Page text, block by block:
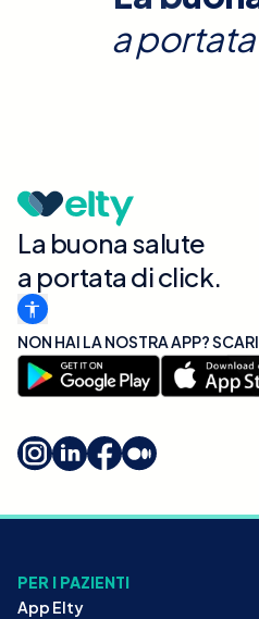
a
La buona salute
a portata di click.
NON HAI LA NOSTRA APP?
PER I PAZIENTI
App Elty